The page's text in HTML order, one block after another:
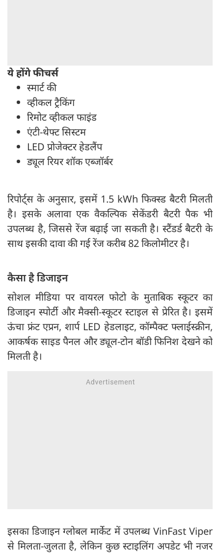
ये होंगे फीचर्स
स्मार्ट की
व्हीकल ट्रैकिंग
रिमोट व्हीकल फाइंड
एंटी-थेफ्ट सिस्टम
LED प्रोजेक्टर हेडलैंप
ड्यूल रियर शॉक एब्जॉर्बर
रिपोर्ट्स के अनुसार, इसमें 1.5 kWh फिक्स्ड बैटरी मिलती
है। इसके अलावा एक वैकल्पिक सेकेंडरी बैटरी पैक भी
उपलब्ध है, जिससे रेंज बढ़ाई जा सकती है। स्टैंडर्ड बैटरी के
साथ इसकी दावा की गई रेंज करीब 82 किलोमीटर है।
कैसा है डिजाइन
सोशल मीडिया पर वायरल फोटो के मुताबिक स्कूटर का
डिजाइन स्पोर्टी और मैक्सी-स्कूटर स्टाइल से प्रेरित है। इसमें
ऊंचा फ्रंट एप्रन, शार्प LED हेडलाइट, कॉम्पैक्ट फ्लाईस्क्रीन,
आकर्षक साइड पैनल और ड्यूल-टोन बॉडी फिनिश देखने को
मिलती है।
इसका डिजाइन ग्लोबल मार्केट में उपलब्ध VinFast Viper
से मिलता-जुलता है, लेकिन कुछ स्टाइलिंग अपडेट भी नजर